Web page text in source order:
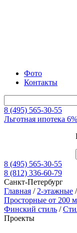
Фото
Контакты
8 (495) 565-30-55
Льготная ипотека 6%
8 (495) 565-30-55
8 (812) 336-60-79
Санкт-Петербург
Главная / 2-этажные /
Просторные от 200
Финский стиль /
Проекты